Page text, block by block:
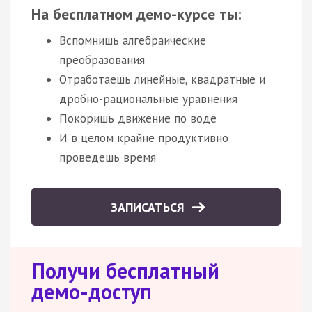
На бесплатном демо-курсе ты:
Вспомнишь алгебраические
преобразования
Отработаешь линейные, квадратные и
дробно-рациональные уравнения
Покоришь движение по воде
И в целом крайне продуктивно
проведешь время
ЗАПИСАТЬСЯ
Получи бесплатный
демо-доступ